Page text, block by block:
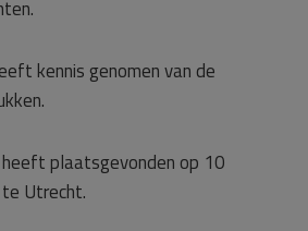
kennis genomen van de
heeft plaatsgevonden op 10
Utrecht.